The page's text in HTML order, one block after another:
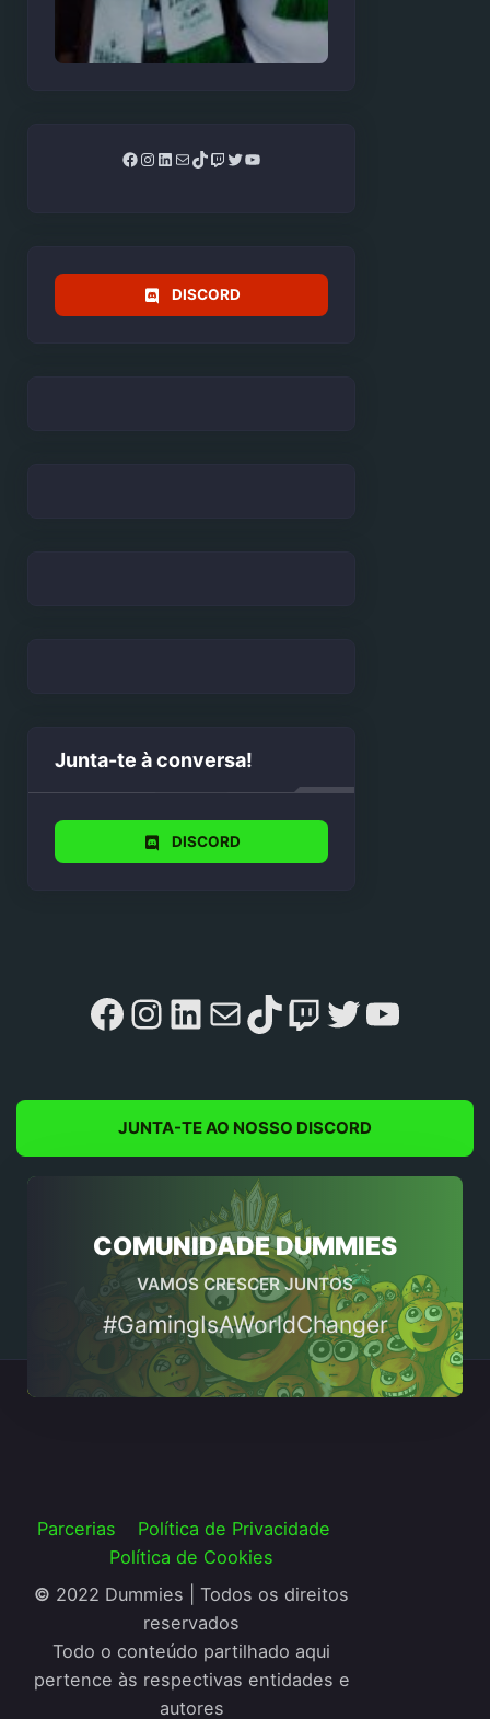
Facebook
Instagram
LinkedIn
MailTikTok
Twitch
Twitter
YouTube
DISCORD
Junta-te à conversa!
DISCORD
Facebook
Instagram
LinkedIn
MailTikTok
Twitch
Twitter
JUNTA-TE AO NOSSO DISCORD
COMUNIDADE DUMMIES
VAMOS CRESCER JUNTOS
#GamingIsAWorldChanger
Parcerias
Política de Privacidade
Política de Cookies
© 2022 Dummies | Todos os direitos
reservados
Todo o conteúdo partilhado aqui
pertence às respectivas entidades e
autores